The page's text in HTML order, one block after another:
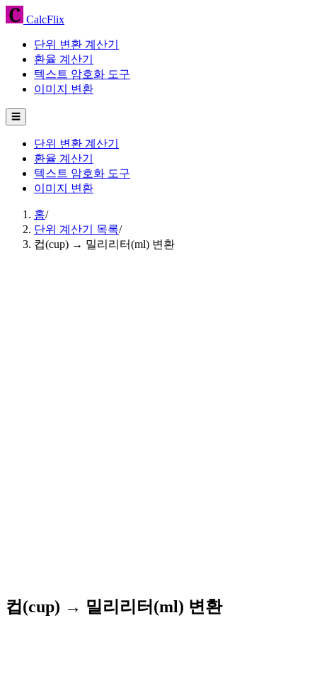
CalcFlix
단위 변환 계산기
환율 계산기
텍스트 암호화 도구
이미지 변환
☰
단위 변환 계산기
환율 계산기
텍스트 암호화 도구
이미지 변환
홈/
단위 계산기 목록/
컵(cup) → 밀리리터(ml) 변환
컵(cup) → 밀리리터(ml) 변환